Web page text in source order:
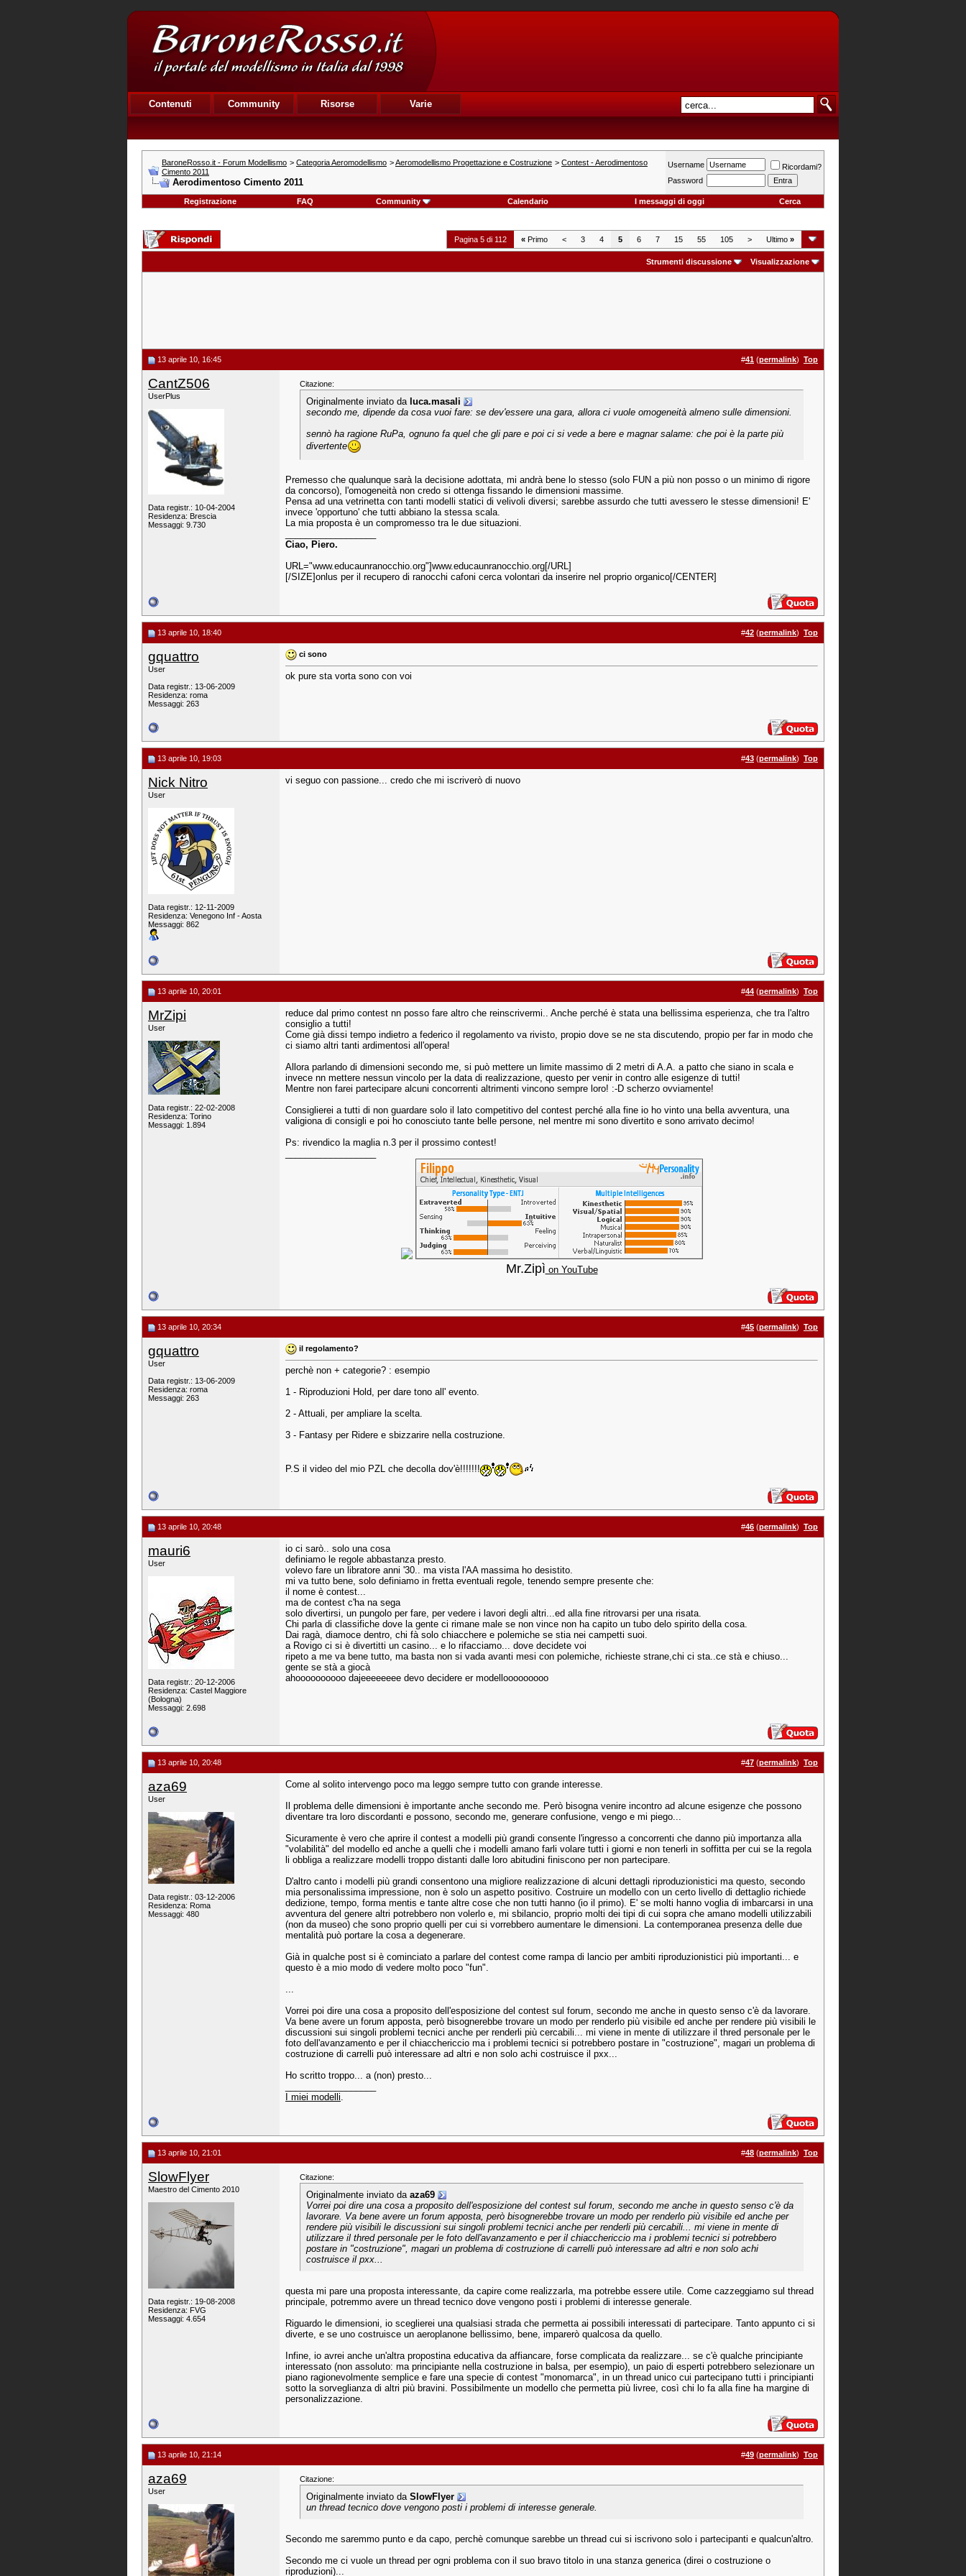
Contenuti Community Risorse Varie
BaroneRosso.it - Forum Modellismo > Categoria Aeromodellismo >Aeromodellismo Progettazione e Costruzione > Contest - Aerodimentoso
Cimento 2011
Aerodimentoso Cimento 2011
Username
Ricordami?
Password
Registrazione FAQ Community Calendario I messaggi di oggi Cerca
Pagina 5 di 112 « Primo < 3 4 5 6 7 15 55 105 > Ultimo »
Strumenti discussione Visualizzazione
13 aprile 10, 16:45 #41 (permalink) Top
CantZ506
UserPlus
Data registr.: 10-04-2004
Residenza: Brescia
Messaggi: 9.730
Citazione:
Originalmente inviato da luca.masali
secondo me, dipende da cosa vuoi fare: se dev'essere una gara, allora ci vuole omogeneità almeno sulle dimensioni.
sennò ha ragione RuPa, ognuno fa quel che gli pare e poi ci si vede a bere e magnar salame: che poi è la parte più
divertente
Premesso che qualunque sarà la decisione adottata, mi andrà bene lo stesso (solo FUN a più non posso o un minimo di rigore
da concorso), l'omogeneità non credo si ottenga fissando le dimensioni massime.
Pensa ad una vetrinetta con tanti modelli statici di velivoli diversi; sarebbe assurdo che tutti avessero le stesse dimensioni! E'
invece 'opportuno' che tutti abbiano la stessa scala.
La mia proposta è un compromesso tra le due situazioni.
Ciao, Piero.
URL="www.educaunranocchio.org"]www.educaunranocchio.org[/URL]
[/SIZE]onlus per il recupero di ranocchi cafoni cerca volontari da inserire nel proprio organico[/CENTER]
13 aprile 10, 18:40 #42 (permalink) Top
gquattro
User
Data registr.: 13-06-2009
Residenza: roma
Messaggi: 263
ci sono
ok pure sta vorta sono con voi
13 aprile 10, 19:03 #43 (permalink) Top
Nick Nitro
User
Data registr.: 12-11-2009
Residenza: Venegono Inf - Aosta
Messaggi: 862
vi seguo con passione... credo che mi iscriverò di nuovo
13 aprile 10, 20:01 #44 (permalink) Top
MrZipi
User
Data registr.: 22-02-2008
Residenza: Torino
Messaggi: 1.894
reduce dal primo contest nn posso fare altro che reinscrivermi.. Anche perché è stata una bellissima esperienza, che tra l'altro
consiglio a tutti!
Come già dissi tempo indietro a federico il regolamento va rivisto, propio dove se ne sta discutendo, propio per far in modo che
ci siamo altri tanti ardimentosi all'opera!
Allora parlando di dimensioni secondo me, si può mettere un limite massimo di 2 metri di A.A. a patto che siano in scala e
invece nn mettere nessun vincolo per la data di realizzazione, questo per venir in contro alle esigenze di tutti!
Mentre non farei partecipare alcuni concorrenti altrimenti vincono sempre loro! :-D scherzo ovviamente!
Consiglierei a tutti di non guardare solo il lato competitivo del contest perché alla fine io ho vinto una bella avventura, una
valigiona di consigli e poi ho conosciuto tante belle persone, nel mentre mi sono divertito e sono arrivato decimo!
Ps: rivendico la maglia n.3 per il prossimo contest!
Mr.Zipì on YouTube
13 aprile 10, 20:34 #45 (permalink) Top
gquattro
User
Data registr.: 13-06-2009
Residenza: roma
Messaggi: 263
il regolamento?
perchè non + categorie? : esempio
1 - Riproduzioni Hold, per dare tono all' evento.
2 - Attuali, per ampliare la scelta.
3 - Fantasy per Ridere e sbizzarire nella costruzione.
P.S il video del mio PZL che decolla dov'è!!!!!!!
13 aprile 10, 20:48 #46 (permalink) Top
mauri6
User
Data registr.: 20-12-2006
Residenza: Castel Maggiore
(Bologna)
Messaggi: 2.698
io ci sarò.. solo una cosa
definiamo le regole abbastanza presto.
volevo fare un libratore anni '30.. ma vista l'AA massima ho desistito.
mi va tutto bene, solo definiamo in fretta eventuali regole, tenendo sempre presente che:
il nome è contest...
ma de contest c'ha na sega
solo divertirsi, un pungolo per fare, per vedere i lavori degli altri...ed alla fine ritrovarsi per una risata.
Chi parla di classifiche dove la gente ci rimane male se non vince non ha capito un tubo delo spirito della cosa.
Dai ragà, diamoce dentro, chi fà solo chiacchere e polemiche se stia nei campetti suoi.
a Rovigo ci si è divertitti un casino... e lo rifacciamo... dove decidete voi
ripeto a me va bene tutto, ma basta non si vada avanti mesi con polemiche, richieste strane,chi ci sta..ce stà e chiuso...
gente se stà a giocà
ahoooooooooo dajeeeeeeee devo decidere er modellooooooooo
13 aprile 10, 20:48 #47 (permalink) Top
aza69
User
Data registr.: 03-12-2006
Residenza: Roma
Messaggi: 480
Come al solito intervengo poco ma leggo sempre tutto con grande interesse.
Il problema delle dimensioni è importante anche secondo me. Però bisogna venire incontro ad alcune esigenze che possono
diventare tra loro discordanti e possono, secondo me, generare confusione, vengo e mi piego...
Sicuramente è vero che aprire il contest a modelli più grandi consente l'ingresso a concorrenti che danno più importanza alla
"volabilità" del modello ed anche a quelli che i modelli amano farli volare tutti i giorni e non tenerli in soffitta per cui se la regola
li obbliga a realizzare modelli troppo distanti dalle loro abitudini finiscono per non partecipare.
D'altro canto i modelli più grandi consentono una migliore realizzazione di alcuni dettagli riproduzionistici ma questo, secondo
mia personalissima impressione, non è solo un aspetto positivo. Costruire un modello con un certo livello di dettaglio richiede
dedizione, tempo, forma mentis e tante altre cose che non tutti hanno (io il primo). E' se molti hanno voglia di imbarcarsi in una
avventura del genere altri potrebbero non volerlo e, mi sbilancio, proprio molti dei tipi di cui sopra che amano modelli utilizzabili
(non da museo) che sono proprio quelli per cui si vorrebbero aumentare le dimensioni. La contemporanea presenza delle due
mentalità può portare la cosa a degenerare.
Già in qualche post si è cominciato a parlare del contest come rampa di lancio per ambiti riproduzionistici più importanti... e
questo è a mio modo di vedere molto poco "fun".
...
Vorrei poi dire una cosa a proposito dell'esposizione del contest sul forum, secondo me anche in questo senso c'è da lavorare.
Va bene avere un forum apposta, però bisognerebbe trovare un modo per renderlo più visibile ed anche per rendere più visibili le
discussioni sui singoli problemi tecnici anche per renderli più cercabili... mi viene in mente di utilizzare il thred personale per le
foto dell'avanzamento e per il chiacchericcio ma i problemi tecnici si potrebbero postare in "costruzione", magari un problema di
costruzione di carrelli può interessare ad altri e non solo achi costruisce il pxx...
Ho scritto troppo... a (non) presto...
I miei modelli.
13 aprile 10, 21:01 #48 (permalink) Top
SlowFlyer
Maestro del Cimento 2010
Data registr.: 19-08-2008
Residenza: FVG
Messaggi: 4.654
Citazione:
Originalmente inviato da aza69
Vorrei poi dire una cosa a proposito dell'esposizione del contest sul forum, secondo me anche in questo senso c'è da
lavorare. Va bene avere un forum apposta, però bisognerebbe trovare un modo per renderlo più visibile ed anche per
rendere più visibili le discussioni sui singoli problemi tecnici anche per renderli più cercabili... mi viene in mente di
utilizzare il thred personale per le foto dell'avanzamento e per il chiacchericcio ma i problemi tecnici si potrebbero
postare in "costruzione", magari un problema di costruzione di carrelli può interessare ad altri e non solo achi
costruisce il pxx...
questa mi pare una proposta interessante, da capire come realizzarla, ma potrebbe essere utile. Come cazzeggiamo sul thread
principale, potremmo avere un thread tecnico dove vengono posti i problemi di interesse generale.
Riguardo le dimensioni, io sceglierei una qualsiasi strada che permetta ai possibili interessati di partecipare. Tanto appunto ci si
diverte, e se uno costruisce un aeroplanone bellissimo, bene, imparerò qualcosa da quello.
Infine, io avrei anche un'altra propostina educativa da affiancare, forse complicata da realizzare... se c'è qualche principiante
interessato (non assoluto: ma principiante nella costruzione in balsa, per esempio), un paio di esperti potrebbero selezionare un
piano ragionevolmente semplice e fare una specie di contest "monomarca", in un thread unico cui partecipano tutti i principianti
sotto la sorveglianza di altri più bravini. Possibilmente un modello che permetta più livree, così chi lo fa alla fine ha margine di
personalizzazione.
13 aprile 10, 21:14 #49 (permalink) Top
aza69
User
Citazione:
Originalmente inviato da SlowFlyer
un thread tecnico dove vengono posti i problemi di interesse generale.
Secondo me saremmo punto e da capo, perchè comunque sarebbe un thread cui si iscrivono solo i partecipanti e qualcun'altro.
Secondo me ci vuole un thread per ogni problema con il suo bravo titolo in una stanza generica (direi o costruzione o
riproduzioni)...